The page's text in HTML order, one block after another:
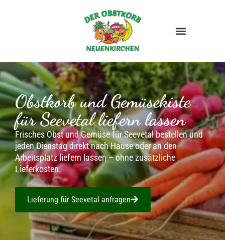
Obstkorb und Gemüsekiste
für Seevetal liefern lassen
Frisches Obst und Gemüse für Seevetal bestellen und
jeden Dienstag direkt nach Hause oder an den
Arbeitsplatz liefern lassen – ohne zusätzliche
Lieferkosten.
Lieferung für Seevetal anfragen